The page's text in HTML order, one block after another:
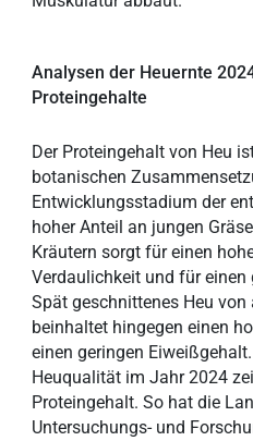
Analysen der Heuernte
Proteingehalte
Der Proteingehalt von Heu
botanischen
Entwicklungsstadium der
hoher Anteil an jungen
Kräutern sorgt für einen
Verdaulichkeit und für einen
Spät geschnittenes Heu von
beinhaltet hingegen einen
einen geringen
Heuqualität im Jahr 2024
Proteingehalt. So hat die
Untersuchungs- und